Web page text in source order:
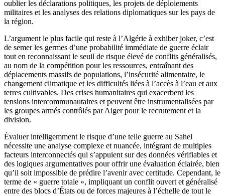
oublier les déclarations politiques, les projets de déploiements
militaires et les analyses des relations diplomatiques sur les pays de
la région.
L’argument le plus facile qui reste à l’Algérie à exhiber joker, c’est
de semer les germes d’une probabilité immédiate de guerre éclair
tout en reconnaissant le seuil de risque élevé de conflits généralisés,
au nom de la compétition pour les ressources, entraînant des
déplacements massifs de populations, l’insécurité alimentaire, le
changement climatique et les difficultés liées à l’accès à l’eau et aux
terres cultivables. Des crises humanitaires qui exacerbent les
tensions intercommunautaires et peuvent être instrumentalisées par
les groupes armés contrôlés par Alger pour le recrutement et la
division.
Évaluer intelligemment le risque d’une telle guerre au Sahel
nécessite une analyse complexe et nuancée, intégrant de multiples
facteurs interconnectés qui s’appuient sur des données vérifiables et
des logiques argumentatives pour offrir une évaluation éclairée, bien
qu’il soit impossible de prédire l’avenir avec certitude. Cependant, le
terme de « guerre totale », impliquant un conflit ouvert et généralisé
entre des blocs d’États ou de forces majeures à l’échelle de tout le